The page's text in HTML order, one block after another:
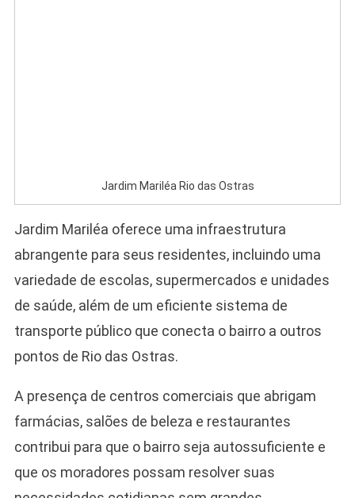
Jardim Mariléa Rio das Ostras
Jardim Mariléa oferece uma infraestrutura
abrangente para seus residentes, incluindo uma
variedade de escolas, supermercados e unidades
de saúde, além de um eficiente sistema de
transporte público que conecta o bairro a outros
pontos de Rio das Ostras.
A presença de centros comerciais que abrigam
farmácias, salões de beleza e restaurantes
contribui para que o bairro seja autossuficiente e
que os moradores possam resolver suas